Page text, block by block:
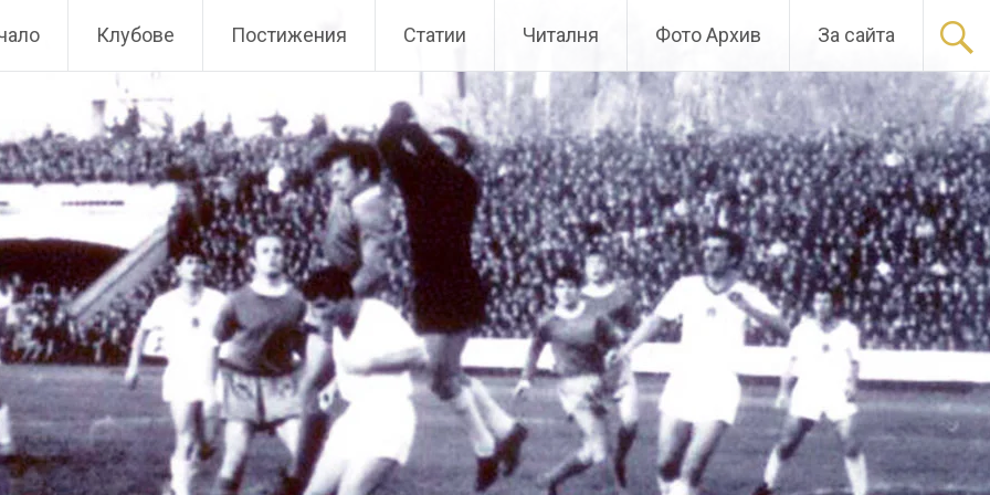
Клубове Постижения Статии Читалня Фото Архив За сайта